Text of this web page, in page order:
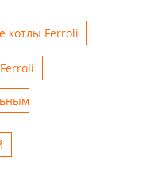
котлы Ferroli